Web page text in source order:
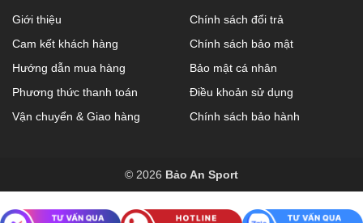
Giới thiệu
Cam kết khách hàng
Hướng dẫn mua hàng
Phương thức thanh toán
Vận chuyển & Giao hàng
Chính sách đổi trả
Chính sách bảo mật
Bảo mật cá nhân
Điều khoản sử dụng
Chính sách bảo hành
© 2026 Bảo An Sport